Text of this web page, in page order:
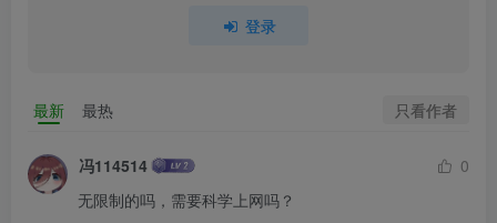
登录
最新 最热 只看作者
冯114514
0
无限制的吗，需要科学上网吗？